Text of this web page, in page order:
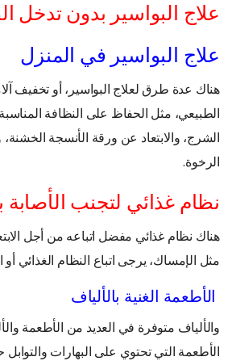
علاج البواسير بدون تدخل
علاج البواسير في المنزل
هناك عدة طرق لعلاج البواسير، أو تخفيف
الطبيعي، مثل الحفاظ على النظافة
الشرج، والابتعاد عن ورقة الأنسجة
الرخوة.
نظام غذائي لتجنب الأصابة
هناك نظام غذائي مفضل اتباعه من أجل
مثل الإمساك، يرجى اتباع النظام الغذائي أو
الأطعمة الغنية بالألياف
والألياف متوفرة في العديد من الأطعمة
الأطعمة التي تحتوي على البهارات والتوابل